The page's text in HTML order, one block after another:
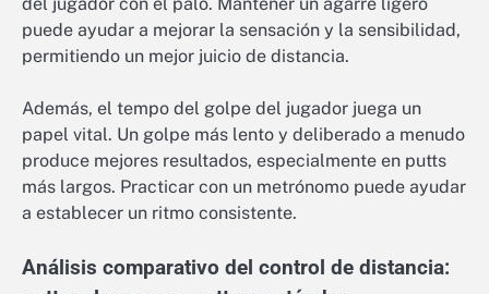
puede ayudar a mejorar la sensación y la sensibilidad,
permitiendo un mejor juicio de distancia.
Además, el tempo del golpe del jugador juega un
papel vital. Un golpe más lento y deliberado a menudo
produce mejores resultados, especialmente en putts
más largos. Practicar con un metrónomo puede ayudar
a establecer un ritmo consistente.
Análisis comparativo del control de distancia: